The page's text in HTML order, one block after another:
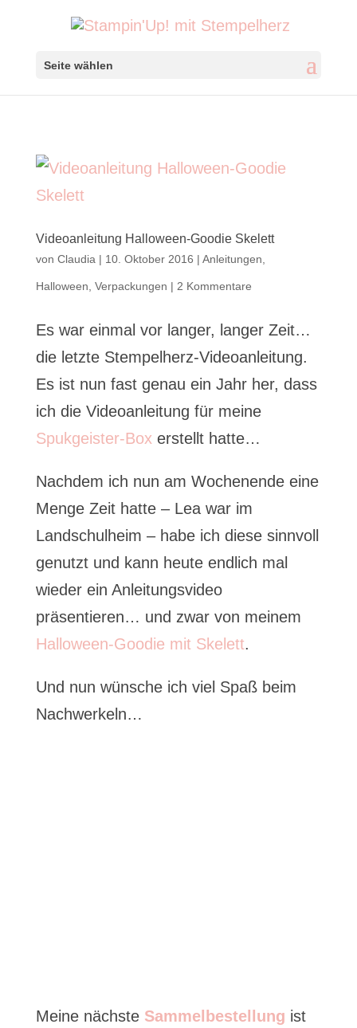
Seite wählen
Videoanleitung Halloween-Goodie Skelett
von Claudia | 10. Oktober 2016 | Anleitungen
Halloween Verpackungen | 2 Kommentare
Es war einmal vor langer, langer Zeit…
die letzte Stempelherz-Videoanleitung.
Es ist nun fast genau ein Jahr her, dass
ich die Videoanleitung für meine
Spukgeister-Box erstellt hatte…
Nachdem ich nun am Wochenende eine
Menge Zeit hatte – Lea war im
Landschulheim – habe ich diese sinnvoll
genutzt und kann heute endlich mal
wieder ein Anleitungsvideo
präsentieren… und zwar von meinem
Halloween-Goodie mit Skelett.
Und nun wünsche ich viel Spaß beim
Nachwerkeln…
Meine nächste Sammelbestellung ist